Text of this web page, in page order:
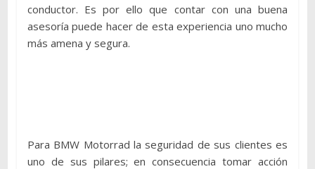
conductor. Es por ello que contar con una buena
asesoría puede hacer de esta experiencia uno mucho
más amena y segura.
Para BMW Motorrad la seguridad de sus clientes es
uno de sus pilares; en consecuencia tomar acción